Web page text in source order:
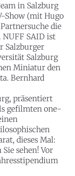
in Salzburg
Show (mit Hugo
die
NUFF SAID ist
Salzburger
Salzburg
Miniatur den
Bernhard
präsentiert
gefilmten one-
dieses Mal:
sehen! Vor